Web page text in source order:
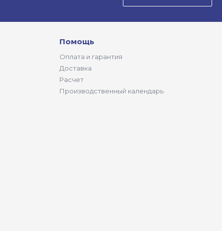
Помощь
Оплата и гарантия
Доставка
Расчет
Производственный календарь